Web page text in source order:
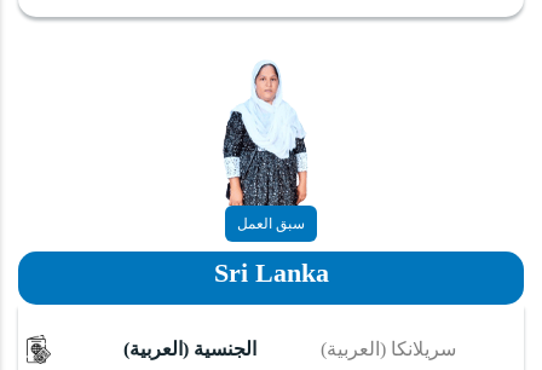
سبق العمل
Sri Lanka
(العربية) الجنسية
(العربية) سريلانكا